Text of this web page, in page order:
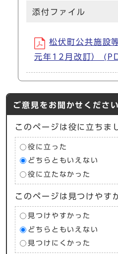
添付ファイル
松伏町公共施設
元年12月改訂）
ご意見をお聞かせください
このページは役に立ちま
役に立った
どちらともいえない
役に立たなかった
このページは見つけやす
見つけやすかった
どちらともいえない
見つけにくかった